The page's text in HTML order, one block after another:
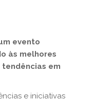
evento
às melhores
em
e iniciativas